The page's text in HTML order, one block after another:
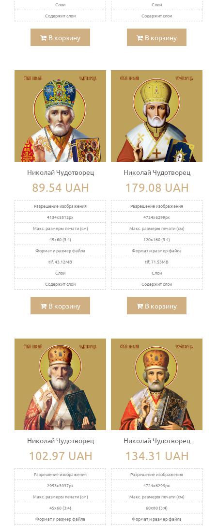
Слои
Содержит слои
В корзину
Слои
Содержит слои
В корзину
Николай Чудотворец
89.54 UAH
Разрешение изображения
4134x5512px
Макс. размеры печати (см)
45x60 (3:4)
Формат и размер файла
tif, 43.12MB
Слои
Содержит слои
В корзину
Николай Чудотворец
179.08 UAH
Разрешение изображения
4724x6299px
Макс. размеры печати (см)
120x160 (3:4)
Формат и размер файла
tif, 71.53MB
Слои
Содержит слои
В корзину
Николай Чудотворец
102.97 UAH
Разрешение изображения
2953x3937px
Макс. размеры печати (см)
45x60 (3:4)
Формат и размер файла
Николай Чудотворец
134.31 UAH
Разрешение изображения
4724x6299px
Макс. размеры печати (см)
60x80 (3:4)
Формат и размер файла